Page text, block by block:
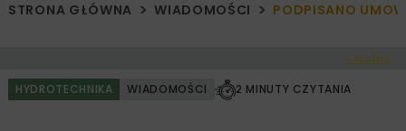
STRONA GŁÓWNA WIADOMOŚCI PODPISANO
< Cofnij
HYDROTECHNIKA WIADOMOŚCI 2 MINUTY CZYTANIA